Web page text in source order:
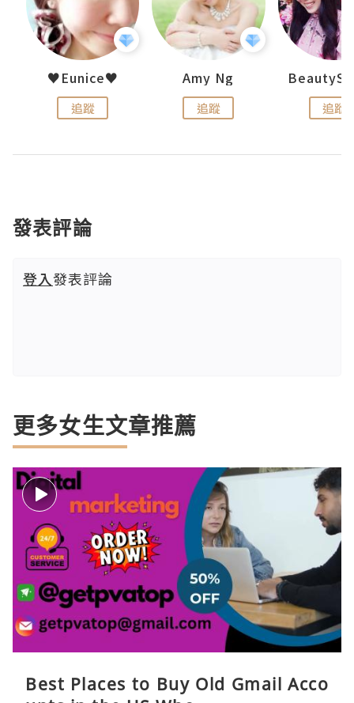
♥Eunice♥
追蹤
Amy Ng
追蹤 追蹤
發表評論
登入發表評論
更多女生文章推薦
Best Places to Buy Old Gmail Acco